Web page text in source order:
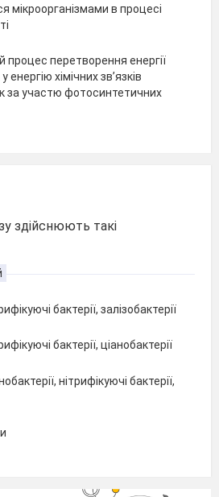
мікроорганізмами в процесі
процес перетворення енергії
енергію хімічних зв’язків
за участю фотосинтетичних
здійснюють такі
бактерії, залізобактерії
бактерії, ціанобактерії
нітрифікуючі бактерії,